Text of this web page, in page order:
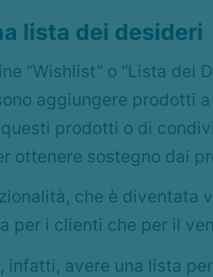
lista dei desideri
“Wishlist” o “Lista
aggiungere prodotti
prodotti o di
ottenere sostegno dai
che è diventata
per i clienti che per il
infatti, avere una lista